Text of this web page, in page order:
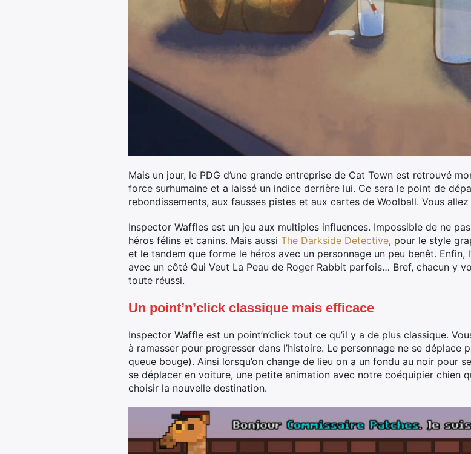
Mais un jour, le PDG d’une grande entreprise de Cat Town est retrouvé
force surhumaine et a laissé un indice derrière lui. Ce sera le point de
rebondissements, aux fausses pistes et aux cartes de Woolball. Vous
Inspector Waffles est un jeu aux multiples influences. Impossible de ne
héros félins et canins. Mais aussi The Darkside Detective, pour le style
et le tandem que forme le héros avec un personnage un peu benêt. Enfin,
avec un côté Qui Veut La Peau de Roger Rabbit parfois… Bref, chacun y
toute réussi.
Un point’n’click classique mais efficace
Inspector Waffle est un point’n’click tout ce qu’il y a de plus classique.
à ramasser pour progresser dans l’histoire. Le personnage ne se déplace
queue bouge). Ainsi lorsqu’on change de lieu on a un fondu au noir pour
se déplacer en voiture, une petite animation avec notre coéquipier chien
choisir la nouvelle destination.